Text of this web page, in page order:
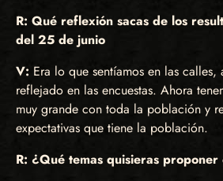
R: Qué reflexión sacas de los
del 25 de junio
V: Era lo que sentíamos en las calles,
reflejado en las encuestas. Ahora
muy grande con toda la población y
expectativas que tiene la población.
R: ¿Qué temas quisieras